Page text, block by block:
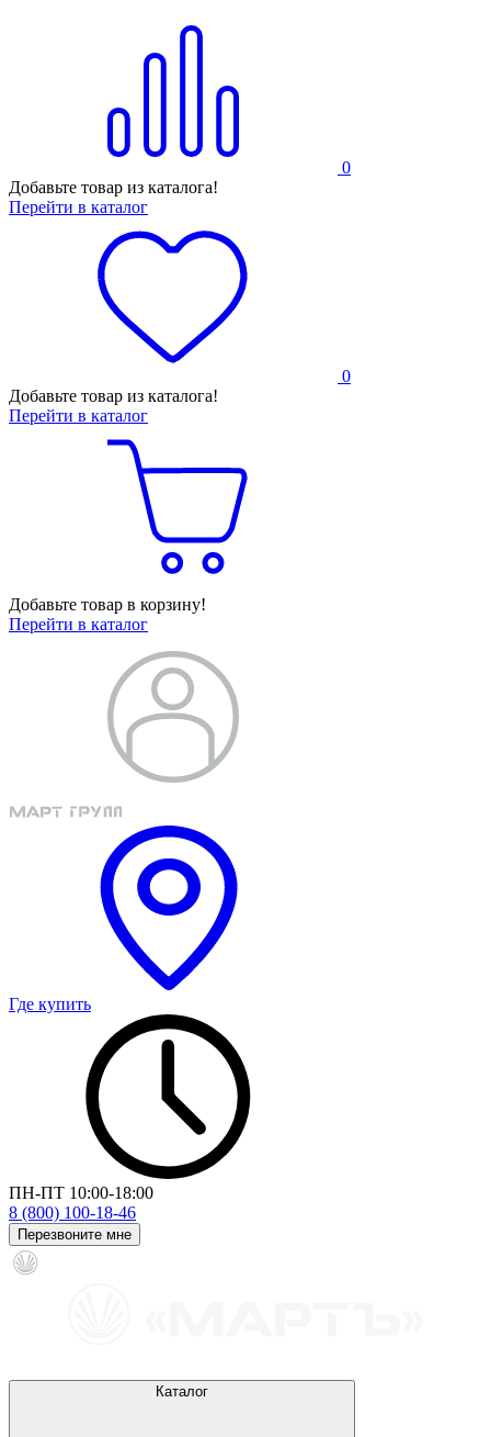
0
Добавьте товар из каталога!
Перейти в каталог
0
Добавьте товар из каталога!
Перейти в каталог
Добавьте товар в корзину!
Перейти в каталог
Где купить
ПН-ПТ 10:00-18:00
8 (800) 100-18-46
Перезвоните мне
Каталог